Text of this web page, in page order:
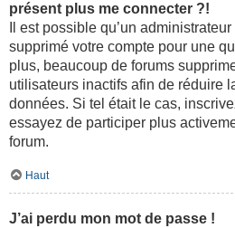
présent plus me connecter ?!
Il est possible qu’un
supprimé votre compte pour une
plus, beaucoup de forums
utilisateurs inactifs afin de réduire
données. Si tel était le cas,
essayez de participer plus
forum.
Haut
J’ai perdu mon mot de passe !